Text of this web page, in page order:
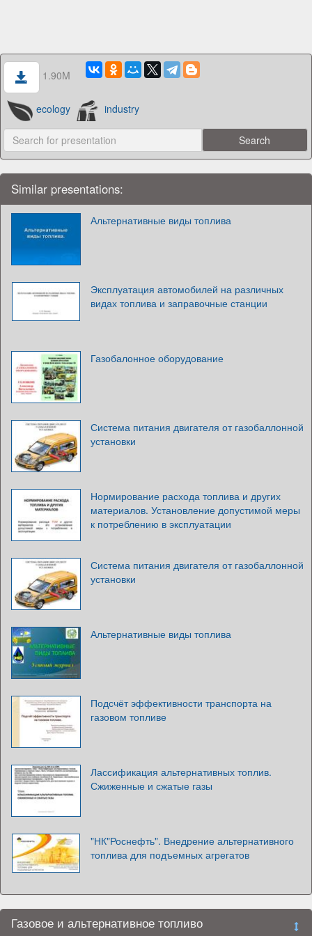
1.90M
ecology industry
Similar presentations:
Альтернативные виды топлива
Эксплуатация автомобилей на различных
видах топлива и заправочные станции
Газобалонное оборудование
Система питания двигателя от газобаллонной
установки
Нормирование расхода топлива и других
материалов. Установление допустимой меры
к потреблению в эксплуатации
Система питания двигателя от газобаллонной
установки
Альтернативные виды топлива
Подсчёт эффективности транспорта на
газовом топливе
Лассификация альтернативных топлив.
Сжиженные и сжатые газы
"НК"Роснефть". Внедрение альтернативного
топлива для подъемных агрегатов
Газовое и альтернативное топливо